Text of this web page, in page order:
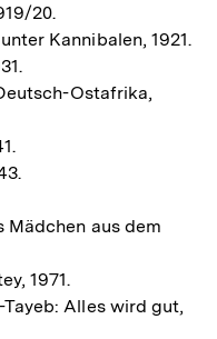
20.
Kannibalen, 1921.
Ostafrika,
Mädchen aus dem
1971.
Alles wird gut,